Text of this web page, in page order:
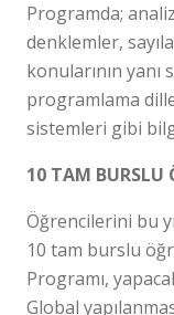
Programda;
denklemler,
konularının yanı
programlama
sistemleri gibi
10 TAM BURSLU
Öğrencilerini bu
10 tam burslu
Programı,
Global